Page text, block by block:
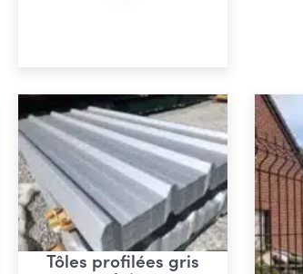
€ 139,07
Tôles profilées gris